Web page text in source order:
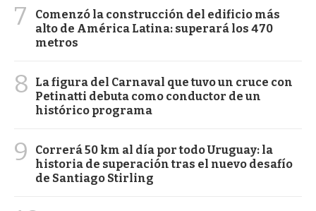
7
Comenzó la construcción del edificio más
alto de América Latina: superará los 470
metros
8
La figura del Carnaval que tuvo un cruce con
Petinatti debuta como conductor de un
histórico programa
9
Correrá 50 km al día por todo Uruguay: la
historia de superación tras el nuevo desafío
de Santiago Stirling